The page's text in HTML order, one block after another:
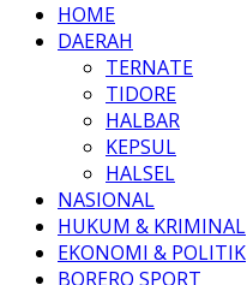
HOME
DAERAH
TERNATE
TIDORE
HALBAR
KEPSUL
HALSEL
NASIONAL
HUKUM & KRIMINAL
EKONOMI & POLITIK
BORERO SPORT